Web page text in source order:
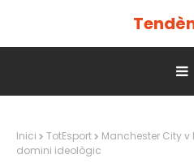
Inici TotEsport
Manchester City
domini ideològic